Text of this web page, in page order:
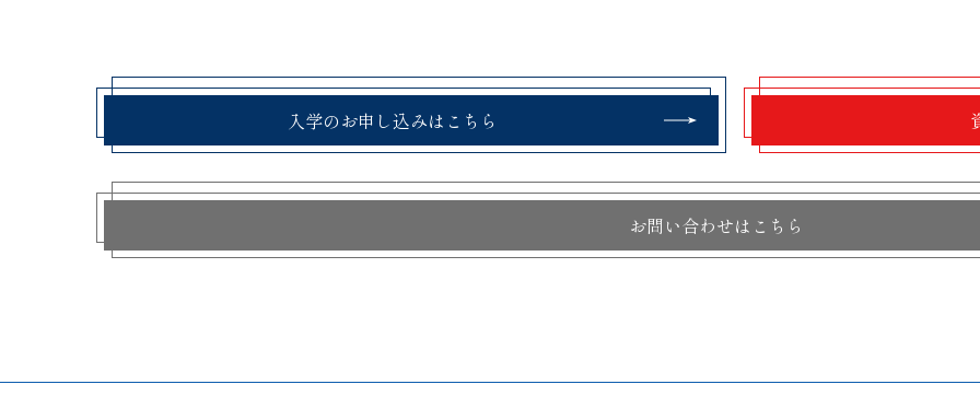
入学のお申し込みはこちら
お問い合わせはこちら